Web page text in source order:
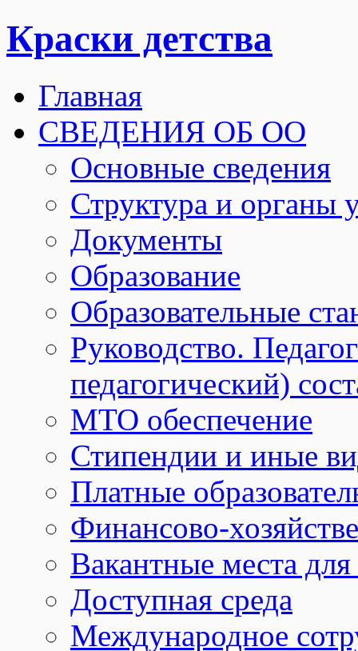
Краски детства
Главная
СВЕДЕНИЯ ОБ ОО
Основные сведения
Структура и органы
Документы
Образование
Образовательные
Руководство.
педагогический)
МТО обеспечение
Стипендии и иные
Платные
Финансово-
Вакантные места
Доступная среда
Международное